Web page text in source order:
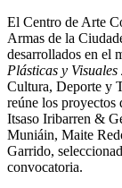
El Centro de Arte
Armas de la
desarrollados en el
Plásticas y Visuales
Cultura, Deporte y
reúne los proyectos
Itsaso Iribarren &
Muniáin, Maite
Garrido,
convocatoria.